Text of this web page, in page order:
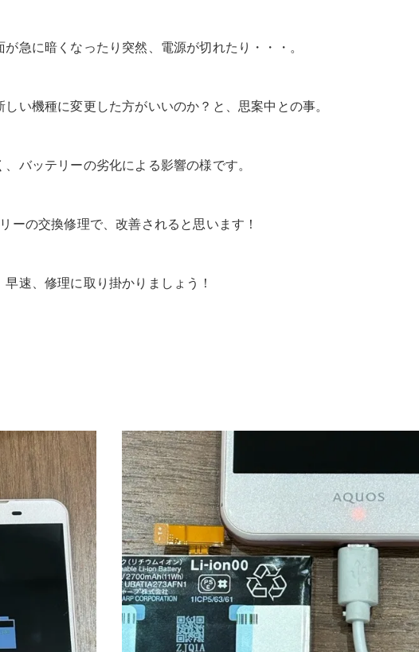
急に暗くなったり突然、電源が切れたり・・・。
い機種に変更した方がいいのか？と、思案中との事。
、バッテリーの劣化による影響の様です。
ーの交換修理で、改善されると思います！
早速、修理に取り掛かりましょう！